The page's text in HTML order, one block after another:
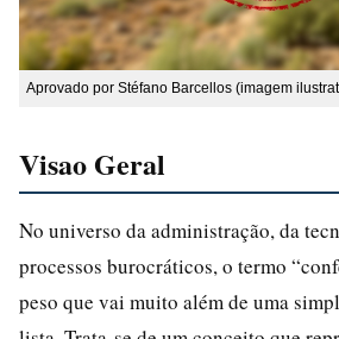
Aprovado por Stéfano Barcellos (imagem
Visao Geral
No universo da administração, da
processos burocráticos, o termo
peso que vai muito além de uma